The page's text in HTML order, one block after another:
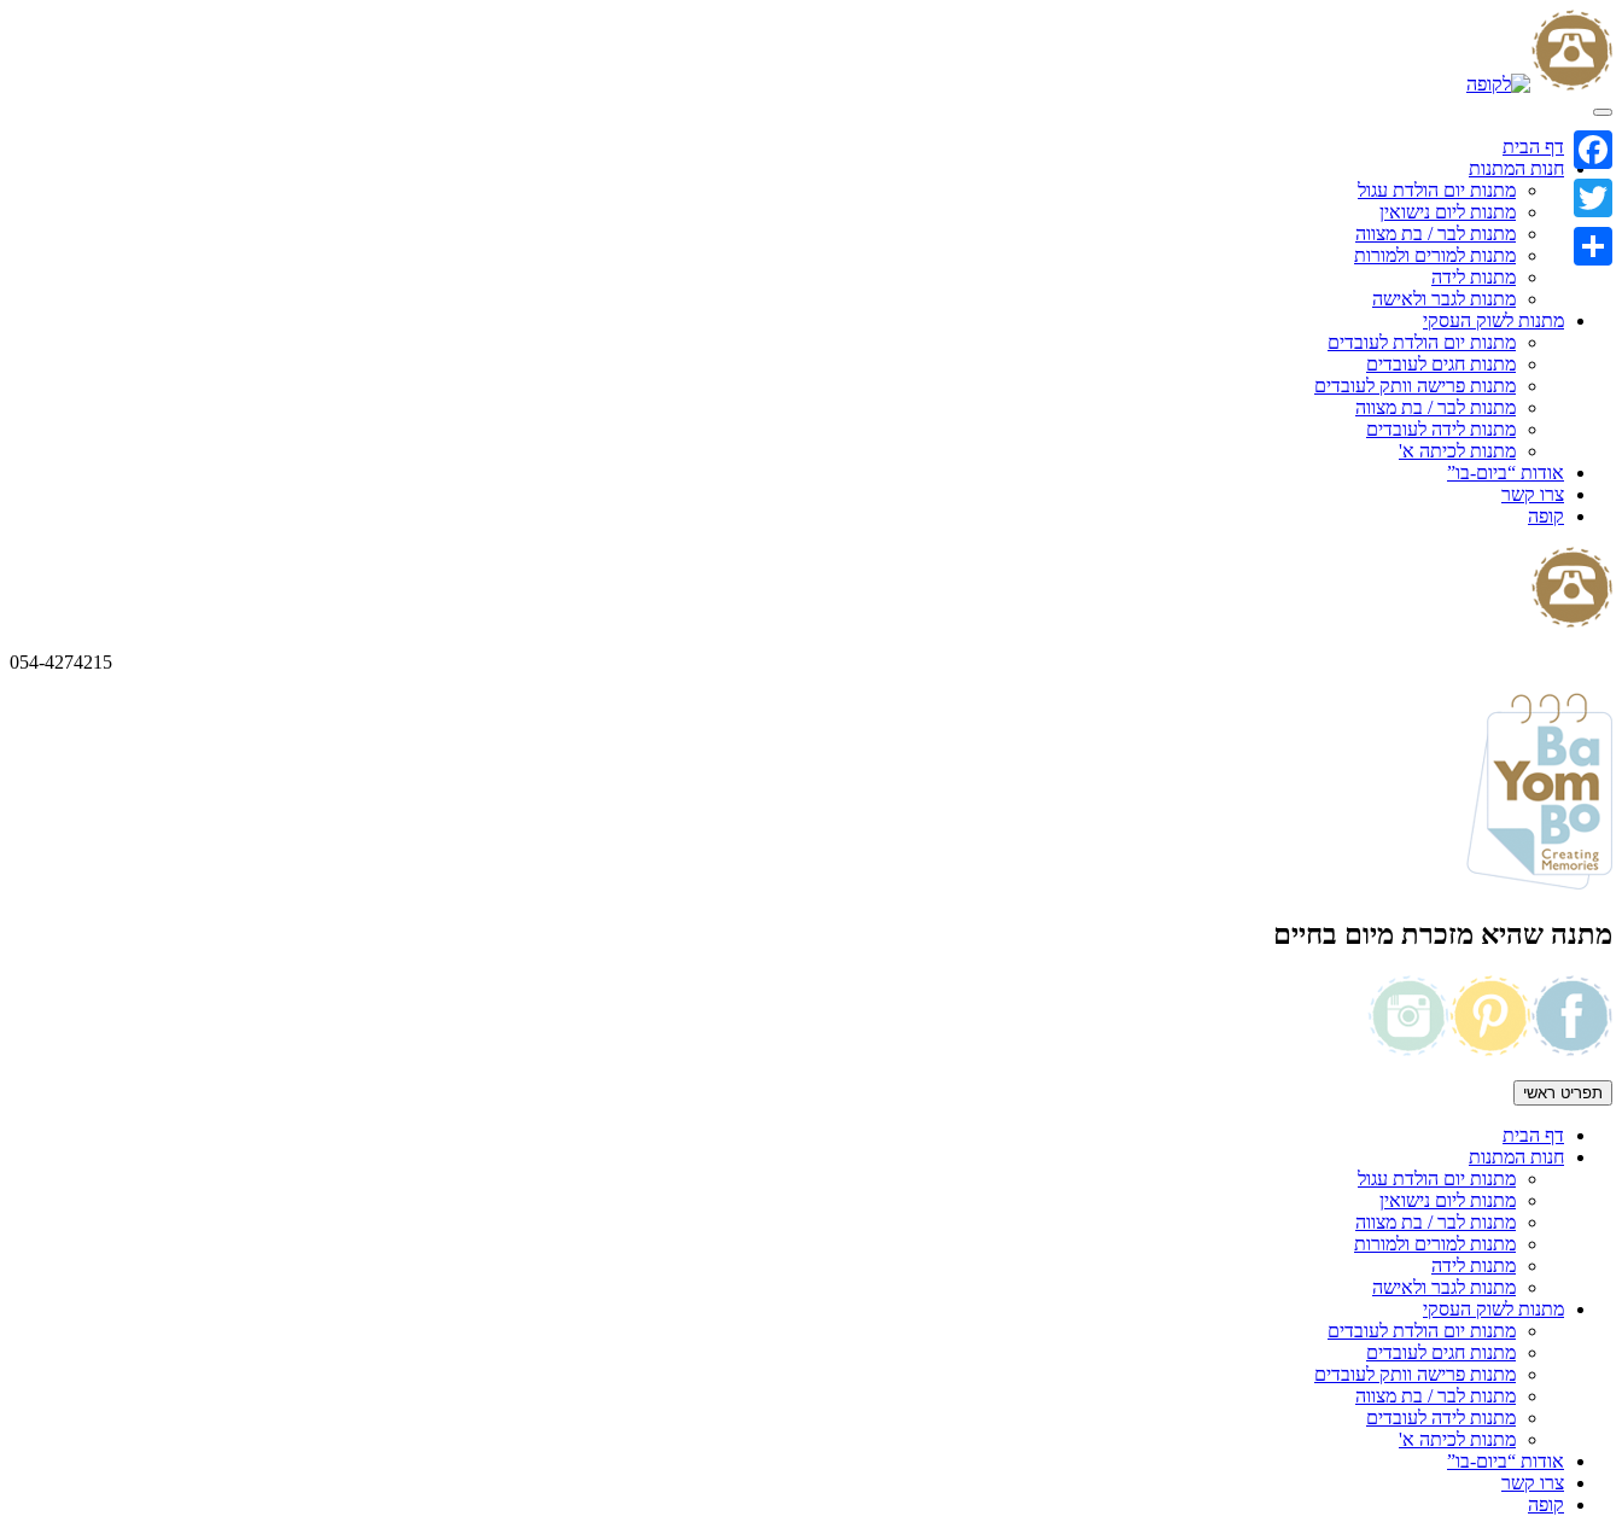
Skip
to
content
דף הבית
חנות המתנות
מתנות יום הולדת עגול
מתנות ליום נישואין
מתנות לבר / בת מצווה
מתנות למורים ולמורות
מתנות לידה
מתנות לגבר ולאישה
מתנות לשוק העסקי
מתנות יום הולדת לעובדים
מתנות חגים לעובדים
מתנות פרישה וותק לעובדים
מתנות לבר / בת מצווה
מתנות לידה לעובדים
מתנות לכיתה א'
אודות “ביום-בו”
צרו קשר
קופה
054-4274215
מתנה שהיא מזכרת מיום בחיים
תפריט ראשי
דף הבית
חנות המתנות
מתנות יום הולדת עגול
מתנות ליום נישואין
מתנות לבר / בת מצווה
מתנות למורים ולמורות
מתנות לידה
מתנות לגבר ולאישה
מתנות לשוק העסקי
מתנות יום הולדת לעובדים
מתנות חגים לעובדים
מתנות פרישה וותק לעובדים
מתנות לבר / בת מצווה
מתנות לידה לעובדים
מתנות לכיתה א'
אודות “ביום-בו”
צרו קשר
קופה
Facebook
Twitter